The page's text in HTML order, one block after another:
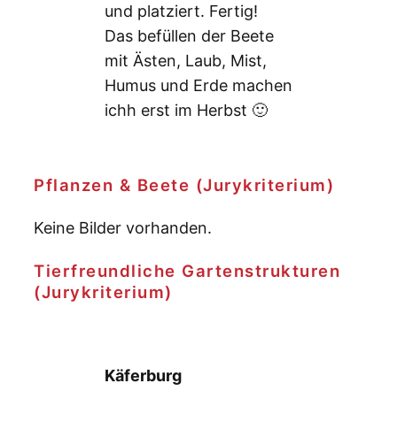
und platziert. Fertig!
Das befüllen der Beete
mit Ästen, Laub, Mist,
Humus und Erde machen
ichh erst im Herbst 🙂
Pflanzen & Beete (Jurykriterium)
Keine Bilder vorhanden.
Tierfreundliche Gartenstrukturen
(Jurykriterium)
Käferburg